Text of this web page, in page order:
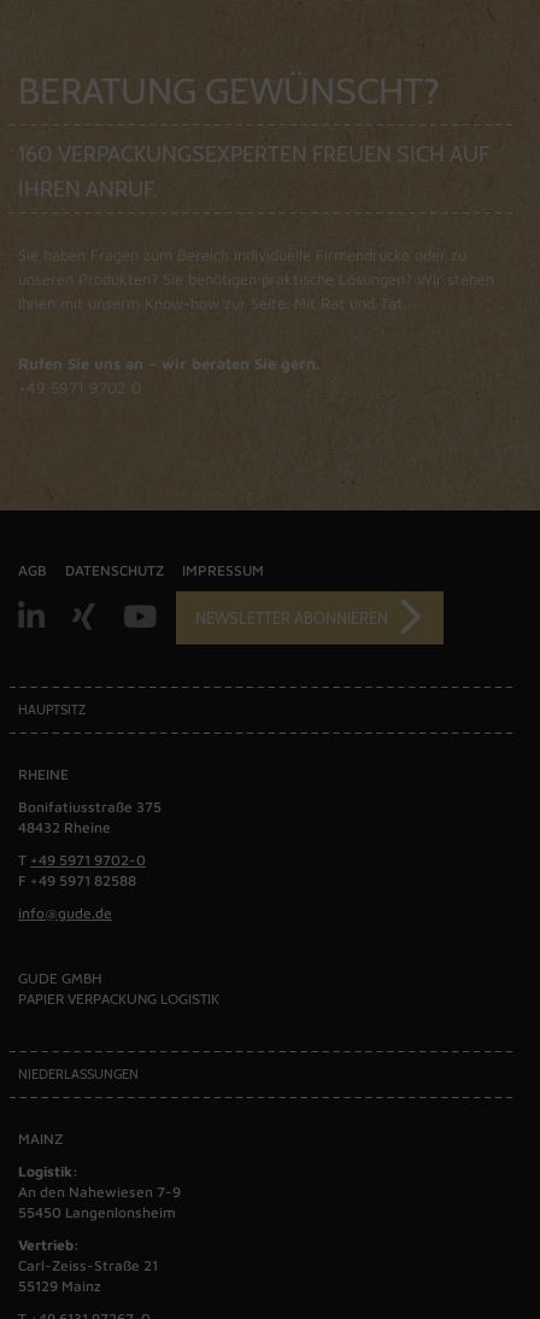
BERATUNG GEWÜNSCHT?
160 VERPACKUNGSEXPERTEN FREUEN SICH AUF
IHREN ANRUF.
Sie haben Fragen zum Bereich individuelle Firmendrucke oder zu
unseren Produkten? Sie benötigen praktische Lösungen? Wir stehen
Ihnen mit unserm Know-how zur Seite. Mit Rat und Tat.
Rufen Sie uns an – wir beraten Sie gern.
+49 5971 9702 0
AGB DATENSCHUTZ IMPRESSUM
NEWSLETTER ABONNIEREN
HAUPTSITZ
RHEINE
Bonifatiusstraße 375
48432 Rheine
T +49 5971 9702-0
F +49 5971 82588
info@gude.de
GUDE GMBH
PAPIER VERPACKUNG LOGISTIK
NIEDERLASSUNGEN
MAINZ
Logistik:
An den Nahewiesen 7-9
55450 Langenlonsheim
Vertrieb:
Carl-Zeiss-Straße 21
55129 Mainz